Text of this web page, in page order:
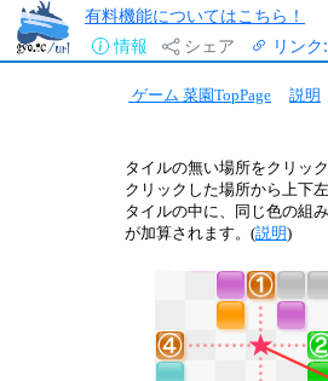
有料機能についてはこちら！
情報
シェア リンク: